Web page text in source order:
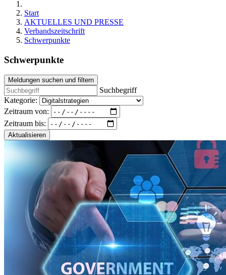
Start
AKTUELLES UND PRESSE
Verbandszeitschrift
Schwerpunkte
Schwerpunkte
Meldungen suchen und filtern
Suchbegriff
Kategorie:
Zeitraum von:
Zeitraum bis:
Aktualisieren